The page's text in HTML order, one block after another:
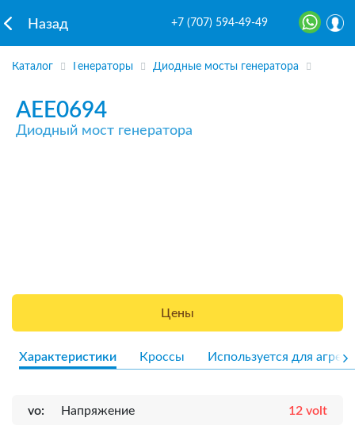
Назад +7 (707) 594-49-49
Каталог Генераторы Диодные мосты генератора
AEE0694
Диодный мост генератора
Цены
Характеристики Кроссы Используется для
vo: Напряжение 12 volt